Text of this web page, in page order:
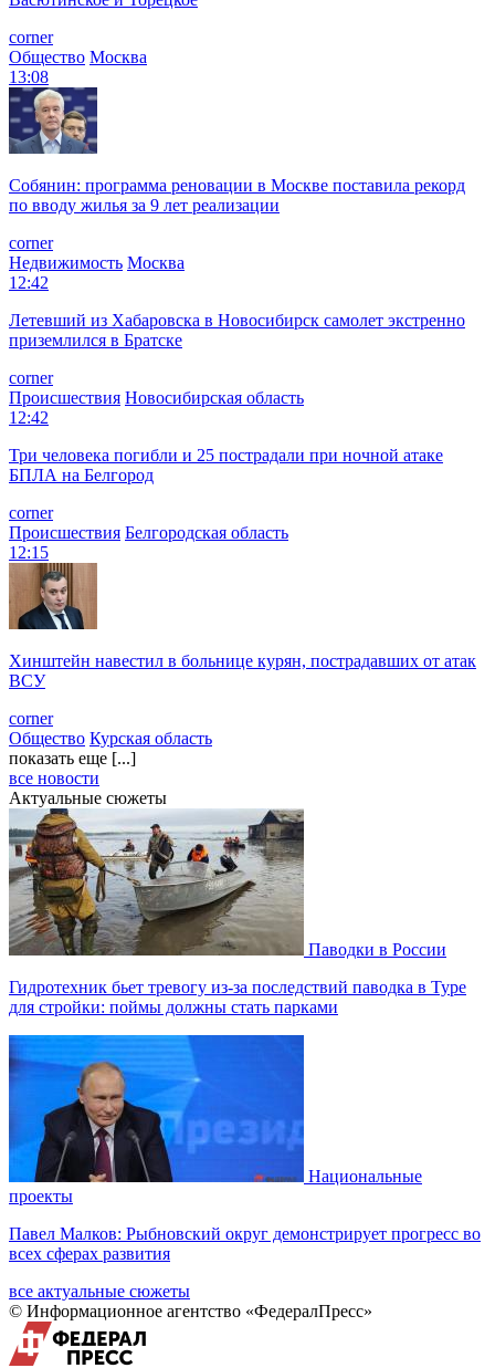
corner
Общество Москва
13:08
Собянин: программа реновации в Москве поставила рекорд
по вводу жилья за 9 лет реализации
corner
Недвижимость Москва
12:42
Летевший из Хабаровска в Новосибирск самолет экстренно
приземлился в Братске
corner
Происшествия Новосибирская область
12:42
Три человека погибли и 25 пострадали при ночной атаке
БПЛА на Белгород
corner
Происшествия Белгородская область
12:15
Хинштейн навестил в больнице курян, пострадавших от атак
ВСУ
corner
Общество Курская область
показать еще [...]
все новости
Актуальные сюжеты
Паводки в России
Гидротехник бьет тревогу из-за последствий паводка в Туре
для стройки: поймы должны стать парками
Национальные
проекты
Павел Малков: Рыбновский округ демонстрирует прогресс во
всех сферах развития
все актуальные сюжеты
© Информационное агентство «ФедералПресс»